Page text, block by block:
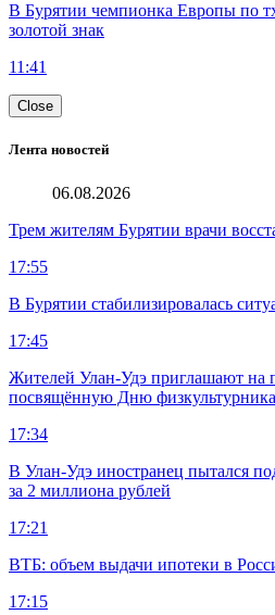
В Бурятии чемпионка Европы по
золотой знак
11:41
Close
Лента новостей
06.08.2026
Трем жителям Бурятии врачи
17:55
В Бурятии стабилизировалась
17:45
Жителей Улан-Удэ приглашают на
посвящённую Дню физкультурника
17:34
В Улан-Удэ иностранец пытался
за 2 миллиона рублей
17:21
ВТБ: объем выдачи ипотеки в
17:15